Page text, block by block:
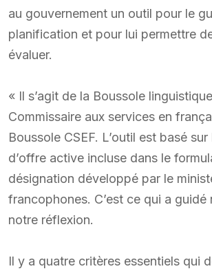
au gouvernement un outil pour le
planification et pour lui permettre
évaluer.
« Il s’agit de la Boussole
Commissaire aux services en
Boussole CSEF. L’outil est basé
d’offre active incluse dans le
désignation développé par le
francophones. C’est ce qui a guidé
notre réflexion.
Il y a quatre critères essentiels qui